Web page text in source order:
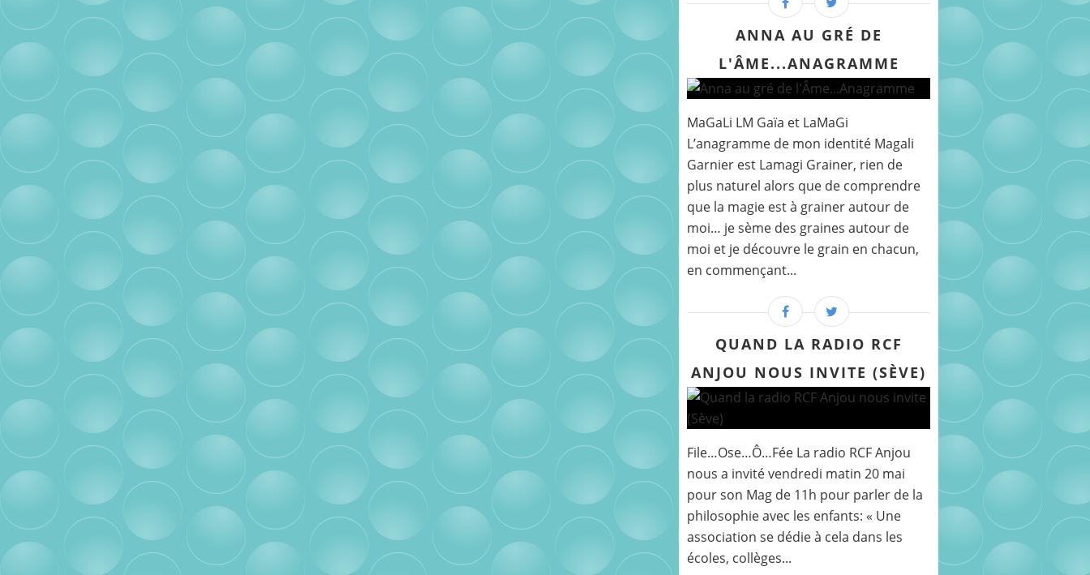
ANNA AU GRÉ DE
L'ÂME...ANAGRAMME
MaGaLi LM Gaïa et LaMaGi
L’anagramme de mon identité Magali
Garnier est Lamagi Grainer, rien de
plus naturel alors que de comprendre
que la magie est à grainer autour de
moi… je sème des graines autour de
moi et je découvre le grain en chacun,
en commençant...
QUAND LA RADIO RCF
ANJOU NOUS INVITE (SÈVE)
File…Ose…Ô…Fée La radio RCF Anjou
nous a invité vendredi matin 20 mai
pour son Mag de 11h pour parler de la
philosophie avec les enfants: « Une
association se dédie à cela dans les
écoles, collèges...